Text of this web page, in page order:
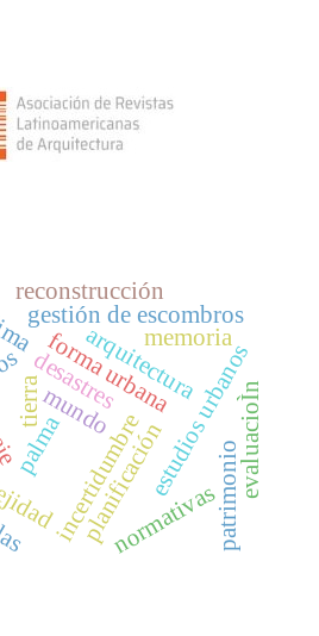
desastres
tierramundo
forma urbana
incertidumbre
planificación
normativas
arquitecturaestudios urbanos
gestión de escombros
reconstrucción
palma patrimonio
memoria
evaluacioÌn